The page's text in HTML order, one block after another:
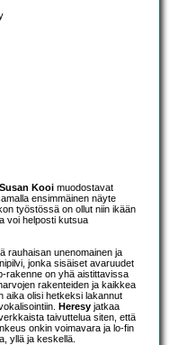
Susan Kooi muodostavat
ensimmäinen näyte
työstössä on ollut niin ikään
voi helposti kutsua
rauhaisan unenomainen ja
jonka sisäiset avaruudet
rakenne on yhä aistittavissa
rakenteiden ja kaikkea
aika olisi hetkeksi lakannut
Heresy jatkaa
taivuttelua siten, että
onkin voimavara ja lo-fin
yllä ja keskellä.